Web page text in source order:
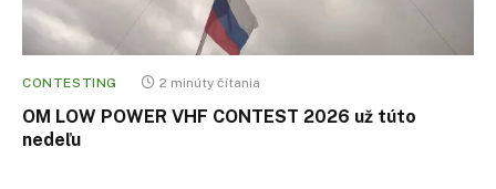
CONTESTING 2 minúty čítania
OM LOW POWER VHF CONTEST 2026 už túto
nedeľu